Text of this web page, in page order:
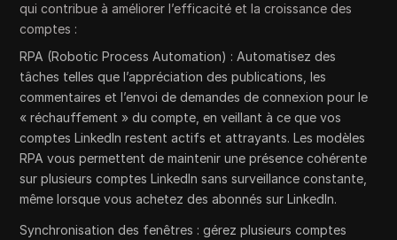
qui contribue à améliorer l’efficacité et la croissance des
comptes :
RPA (Robotic Process Automation) : Automatisez des
tâches telles que l’appréciation des publications, les
commentaires et l’envoi de demandes de connexion pour le
« réchauffement » du compte, en veillant à ce que vos
comptes LinkedIn restent actifs et attrayants. Les modèles
RPA vous permettent de maintenir une présence cohérente
sur plusieurs comptes LinkedIn sans surveillance constante,
même lorsque vous achetez des abonnés sur LinkedIn.
Synchronisation des fenêtres : gérez plusieurs comptes